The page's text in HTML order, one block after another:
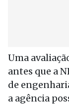
Uma
antes que a
de
a agência